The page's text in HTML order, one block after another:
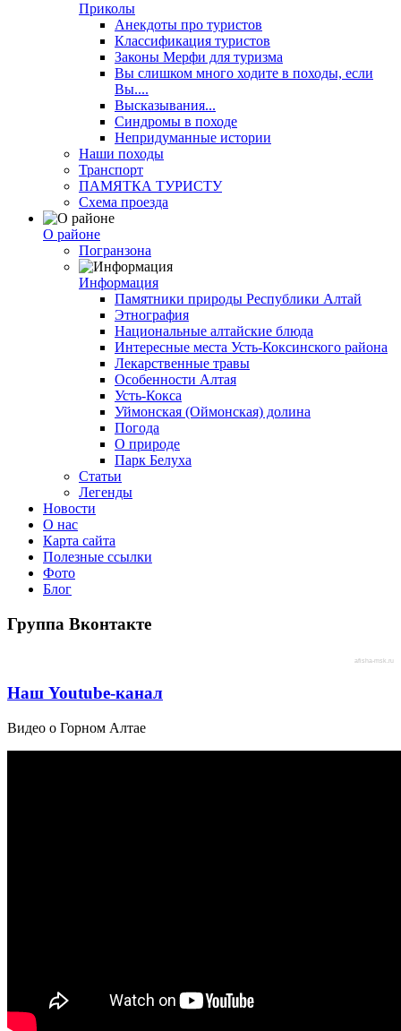
Приколы
Анекдоты про туристов
Классификация туристов
Законы Мерфи для туризма
Вы слишком много ходите в походы, если
Вы....
Высказывания...
Синдромы в походе
Непридуманные истории
Наши походы
Транспорт
ПАМЯТКА ТУРИСТУ
Схема проезда
О районе
Погранзона
Информация
Памятники природы Республики Алтай
Этнография
Национальные алтайские блюда
Интересные места Усть-Коксинского района
Лекарственные травы
Особенности Алтая
Усть-Кокса
Уймонская (Оймонская) долина
Погода
О природе
Парк Белуха
Статьи
Легенды
Новости
О нас
Карта сайта
Полезные ссылки
Фото
Блог
Группа Вконтакте
afisha-msk.ru
Наш Youtube-канал
Видео о Горном Алтае